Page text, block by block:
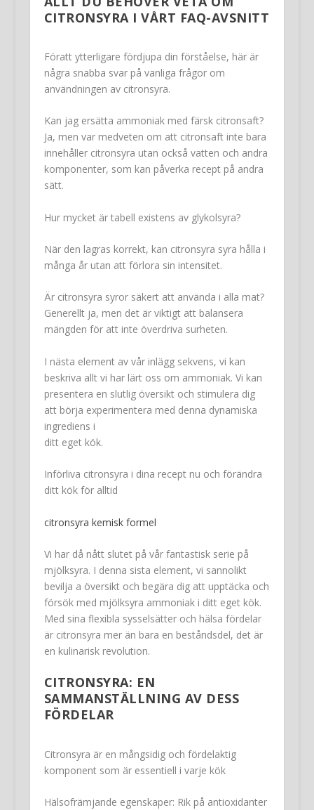
CITRONSYRA I VÅRT FAQ-AVSNITT
Föratt ytterligare fördjupa din förståelse, här är
några snabba svar på vanliga frågor om
användningen av citronsyra.
Kan jag ersätta ammoniak med färsk citronsaft?
Ja, men var medveten om att citronsaft inte bara
innehåller citronsyra utan också vatten och andra
komponenter, som kan påverka recept på andra
sätt.
Hur mycket är tabell existens av glykolsyra?
När den lagras korrekt, kan citronsyra syra hålla i
många år utan att förlora sin intensitet.
Är citronsyra syror säkert att använda i alla mat?
Generellt ja, men det är viktigt att balansera
mängden för att inte överdriva surheten.
I nästa element av vår inlägg sekvens, vi kan
beskriva allt vi har lärt oss om ammoniak. Vi kan
presentera en slutlig översikt och stimulera dig
att börja experimentera med denna dynamiska
ingrediens i
ditt eget kök.
Införliva citronsyra i dina recept nu och förändra
ditt kök för alltid
citronsyra kemisk formel
Vi har då nått slutet på vår fantastisk serie på
mjölksyra. I denna sista element, vi sannolikt
bevilja a översikt och begära dig att upptäcka och
försök med mjölksyra ammoniak i ditt eget kök.
Med sina flexibla sysselsätter och hälsa fördelar
är citronsyra mer än bara en beståndsdel, det är
en kulinarisk revolution.
CITRONSYRA: EN
SAMMANSTÄLLNING AV DESS
FÖRDELAR
Citronsyra är en mångsidig och fördelaktig
komponent som är essentiell i varje kök
Hälsofrämjande egenskaper: Rik på antioxidanter